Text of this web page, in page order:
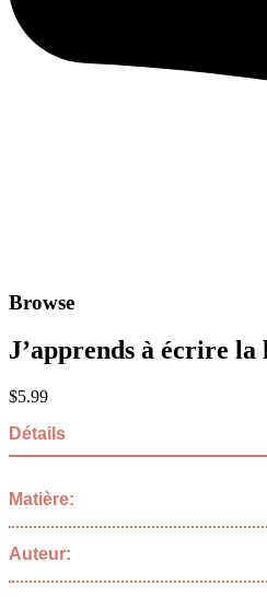
Browse
J’apprends à écrire
$5.99
Détails
Matière:
Auteur: